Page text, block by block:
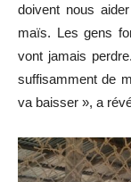
doivent nous
maïs. Les gens
vont jamais
suffisamment de
va baisser », a